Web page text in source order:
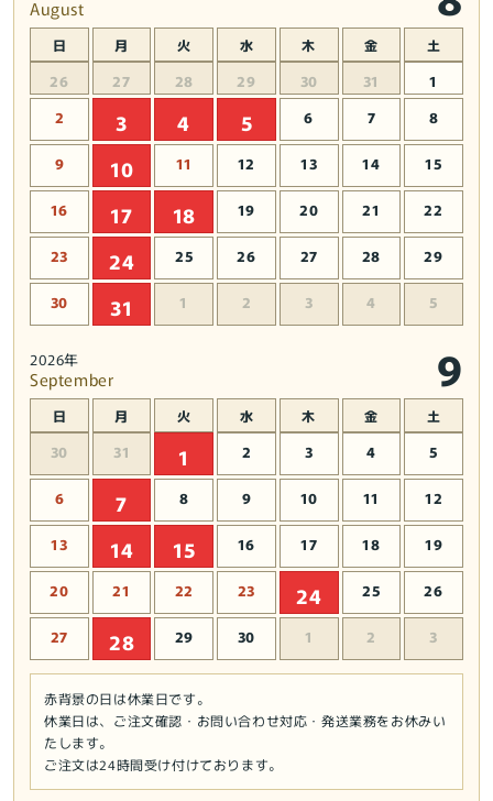
August
日 月 火 水 木 金 土
26 27 28 29 30 31
1
2
3 4 5 6 7 8
9 10 11 12 13 14 15
16 17 18 19 20 21 22
23 24 25 26 27 28 29
30 31 1 2 3 4 5
2026年
September 9
日 月 火 水 木 金 土
30 31 1 2 3 4 5
6 7 8 9 10 11 12
13 14 15 16 17 18 19
20 21 22 23 24 25 26
27 28 29 30 1 2 3
赤背景の日は休業日です。
休業日は、ご注文確認・お問い合わせ対応・発送業務をお休みい
たします。
ご注文は24時間受け付けております。